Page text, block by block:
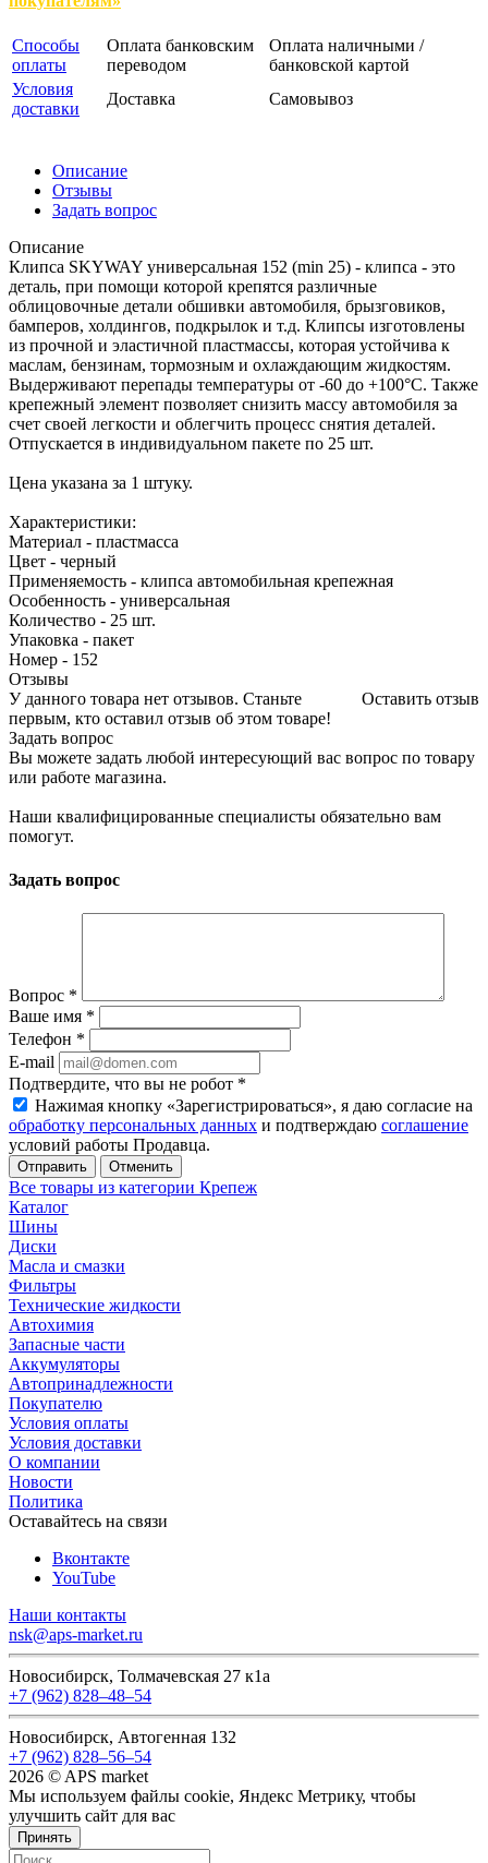
Способы
оплаты
Оплата банковским
переводом
Оплата наличными /
банковской картой
Условия
доставки
Доставка Самовывоз
Описание
Отзывы
Задать вопрос
Описание
Клипса SKYWAY универсальная 152 (min 25) - клипса - это
деталь, при помощи которой крепятся различные
облицовочные детали обшивки автомобиля, брызговиков,
бамперов, холдингов, подкрылок и т.д. Клипсы изготовлены
из прочной и эластичной пластмассы, которая устойчива к
маслам, бензинам, тормозным и охлаждающим жидкостям.
Выдерживают перепады температуры от -60 до +100°С. Также
крепежный элемент позволяет снизить массу автомобиля за
счет своей легкости и облегчить процесс снятия деталей.
Отпускается в индивидуальном пакете по 25 шт.
Цена указана за 1 штуку.
Характеристики:
Материал - пластмасса
Цвет - черный
Применяемость - клипса автомобильная крепежная
Особенность - универсальная
Количество - 25 шт.
Упаковка - пакет
Номер - 152
Отзывы
Оставить отзыв
У данного товара нет отзывов. Станьте
первым, кто оставил отзыв об этом товаре!
Задать вопрос
Вы можете задать любой интересующий вас вопрос по товару
или работе магазина.
Наши квалифицированные специалисты обязательно вам
помогут.
Задать вопрос
Вопрос *
Ваше имя *
Телефон *
E-mail
Подтвердите, что вы не робот *
Нажимая кнопку «Зарегистрироваться», я даю согласие на
обработку персональных данных и подтверждаю соглашение
условий работы Продавца.
Отменить
Все товары из категории Крепеж
Каталог
Шины
Диски
Масла и смазки
Фильтры
Технические жидкости
Автохимия
Запасные части
Аккумуляторы
Автопринадлежности
Покупателю
Условия оплаты
Условия доставки
О компании
Новости
Политика
Оставайтесь на связи
Вконтакте
YouTube
Наши контакты
nsk@aps-market.ru
Новосибирск, Толмачевская 27 к1а
+7 (962) 828‒48‒54
Новосибирск, Автогенная 132
+7 (962) 828‒56‒54
2026 © APS market
Мы используем файлы cookie, Яндекс Метрику, чтобы
улучшить сайт для вас
Принять